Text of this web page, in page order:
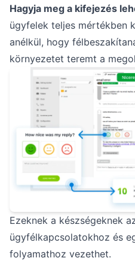
Hagyja meg a kifejezés
ügyfelek teljes mértékben
anélkül, hogy
környezetet teremt a
Ezeknek a készségeknek
ügyfélkapcsolatokhoz és
folyamathoz vezethet.